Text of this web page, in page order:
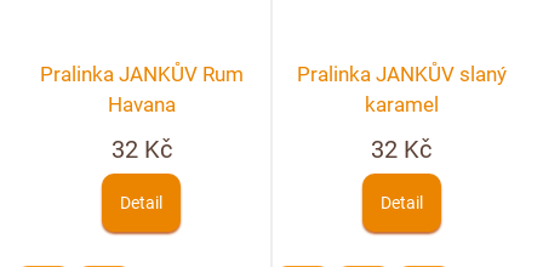
Pralinka JANKŮV Rum
Havana
32 Kč
Detail
Pralinka JANKŮV slaný
karamel
32 Kč
Detail